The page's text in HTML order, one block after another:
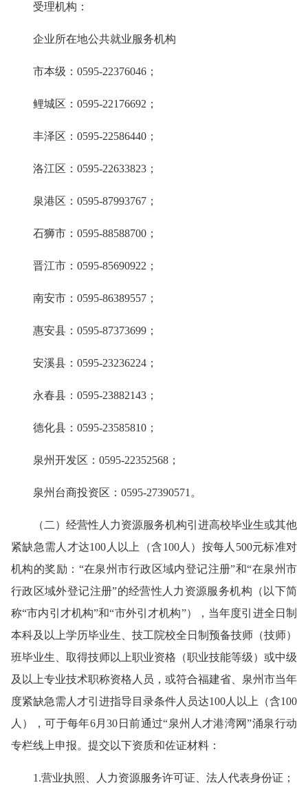
受理机构：
企业所在地公共就业服务机构
市本级：0595-22376046；
鲤城区：0595-22176692；
丰泽区：0595-22586440；
洛江区：0595-22633823；
泉港区：0595-87993767；
石狮市：0595-88588700；
晋江市：0595-85690922；
南安市：0595-86389557；
惠安县：0595-87373699；
安溪县：0595-23236224；
永春县：0595-23882143；
德化县：0595-23585810；
泉州开发区：0595-22352568；
泉州台商投资区：0595-27390571。
（二）经营性人力资源服务机构引进高校毕业生或其他
紧缺急需人才达100人以上（含100人）按每人500元标准对
机构的奖励：“在泉州市行政区域内登记注册”和“在泉州市
行政区域外登记注册”的经营性人力资源服务机构（以下简
称“市内引才机构”和“市外引才机构”），当年度引进全日制
本科及以上学历毕业生、技工院校全日制预备技师（技师）
班毕业生、取得技师以上职业资格（职业技能等级）或中级
及以上专业技术职称资格人员，或符合福建省、泉州市当年
度紧缺急需人才引进指导目录条件人员达100人以上（含100
人），可于每年6月30日前通过“泉州人才港湾网”涌泉行动
专栏线上申报。提交以下资质和佐证材料：
1.营业执照、人力资源服务许可证、法人代表身份证；